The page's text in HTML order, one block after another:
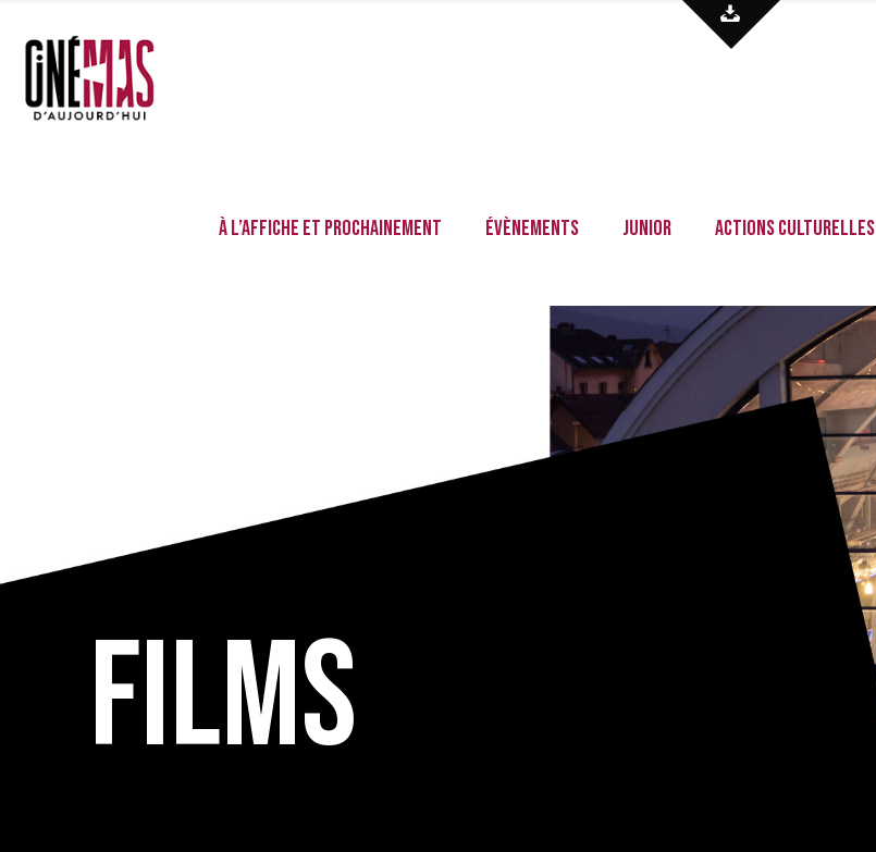
À l’affiche et prochainement Évènements Junior Actions culturelles
Films